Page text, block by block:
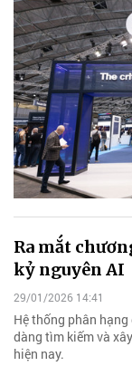
Ra mắt
kỷ nguyên AI
29/01/2026 14:41
Hệ thống phân
dàng tìm kiếm và
hiện nay.